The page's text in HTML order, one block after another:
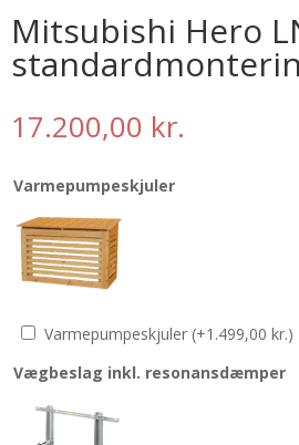
Mitsubishi Hero
17.200,00 kr.
Varmepumpeskjuler
Varmepumpeskjuler (+1.499,00 kr.)
Vægbeslag inkl. resonansdæmper